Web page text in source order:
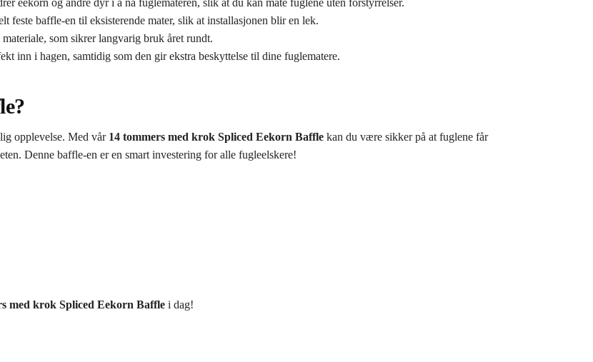
eekorn og andre dyr i å nå fuglemateren, slik at du kan mate fuglene uten forstyrrelser.
feste baffle-en til eksisterende mater, slik at installasjonen blir en lek.
som sikrer langvarig bruk året rundt.
inn i hagen, samtidig som den gir ekstra beskyttelse til dine fuglematere.
opplevelse. Med vår 14 tommers med krok Spliced Eekorn Bafflekan du være sikker på at fuglene får
Denne baffle-en er en smart investering for alle fugleelskere!
med krok Spliced Eekorn Bafflei dag!